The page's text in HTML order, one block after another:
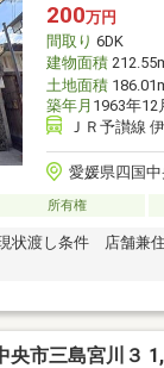
200万円
間取り 6DK
建物面積
土地面積
築年月 1963年12
ＪＲ予讃線
愛媛県四国
所有権
状渡し条件 店舗兼
央市三島宮川３